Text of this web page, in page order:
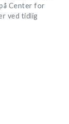
Center for
ved tidlig